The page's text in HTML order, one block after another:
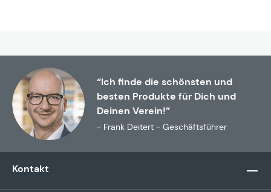
“Ich finde die schönsten und
besten Produkte für Dich und
Deinen Verein!”
- Frank Deitert - Geschäftsführer
Kontakt